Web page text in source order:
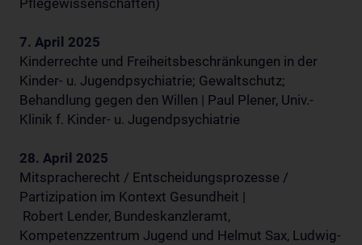
7. April 2025
Kinderrechte und Freiheitsbeschränkungen in der
Kinder- u. Jugendpsychiatrie; Gewaltschutz;
Behandlung gegen den Willen | Paul Plener, Univ.-
Klinik f. Kinder- u. Jugendpsychiatrie
28. April 2025
Mitspracherecht / Entscheidungsprozesse /
Partizipation im Kontext Gesundheit |
Robert Lender, Bundeskanzleramt,
Kompetenzzentrum Jugend und Helmut Sax, Ludwig-